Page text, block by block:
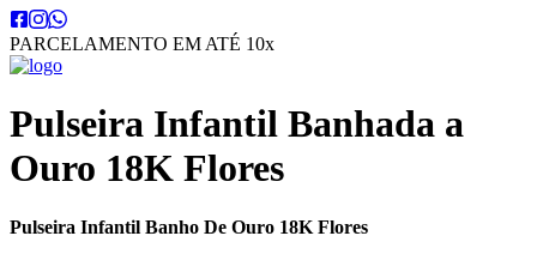
PARCELAMENTO EM ATÉ 10x
Pulseira Infantil Banhada a
Ouro 18K Flores
Pulseira Infantil Banho De Ouro 18K Flores